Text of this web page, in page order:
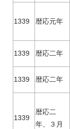
1339 暦応元年
1339 暦応二年
1339 暦応二年
1339
暦応二
年、３月